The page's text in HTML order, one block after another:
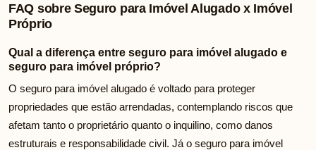
FAQ sobre Seguro para Imóvel Alugado x Imóvel
Próprio
Qual a diferença entre seguro para imóvel alugado e
seguro para imóvel próprio?
O seguro para imóvel alugado é voltado para proteger
propriedades que estão arrendadas, contemplando riscos que
afetam tanto o proprietário quanto o inquilino, como danos
estruturais e responsabilidade civil. Já o seguro para imóvel